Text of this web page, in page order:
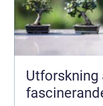
Utforskning